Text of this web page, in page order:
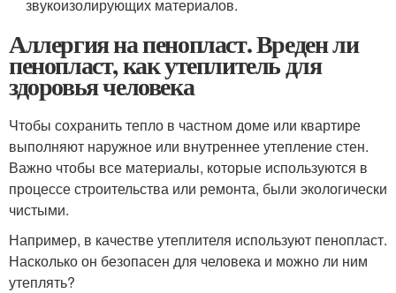
звукоизолирующих материалов.
Аллергия на пенопласт. Вреден ли
пенопласт, как утеплитель для
здоровья человека
Чтобы сохранить тепло в частном доме или квартире
выполняют наружное или внутреннее утепление стен.
Важно чтобы все материалы, которые используются в
процессе строительства или ремонта, были экологически
чистыми.
Например, в качестве утеплителя используют пенопласт.
Насколько он безопасен для человека и можно ли ним
утеплять?